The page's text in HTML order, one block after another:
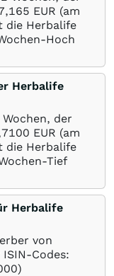
EUR (am
die Herbalife
Hoch
Herbalife
der
EUR (am
die Herbalife
Tief
Herbalife
von
Codes: